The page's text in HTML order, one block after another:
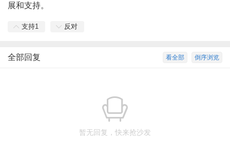
展和支持。
支持1 反对
倒序浏览
看全部
全部回复
暂无回复，快来抢沙发